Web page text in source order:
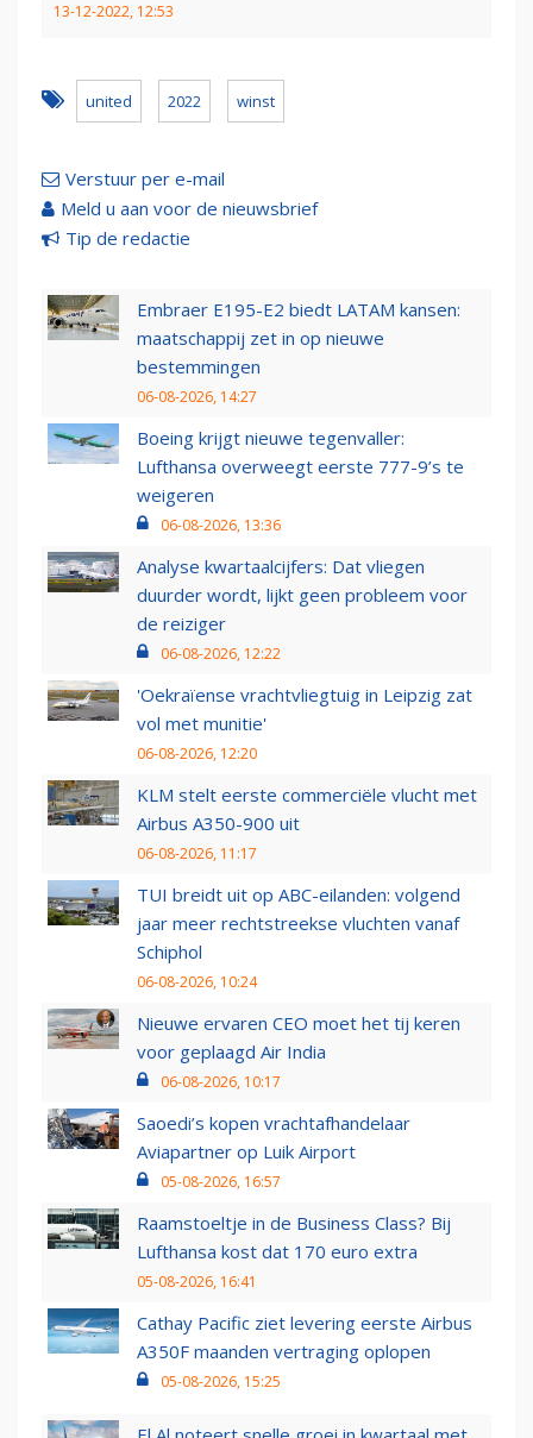
13-12-2022, 12:53
united 2022 winst
Verstuur per e-mail
Meld u aan voor de nieuwsbrief
Tip de redactie
Embraer E195-E2 biedt LATAM kansen:
maatschappij zet in op nieuwe
bestemmingen
06-08-2026, 14:27
Boeing krijgt nieuwe tegenvaller:
Lufthansa overweegt eerste 777-9’s te
weigeren
06-08-2026, 13:36
Analyse kwartaalcijfers: Dat vliegen
duurder wordt, lijkt geen probleem voor
de reiziger
06-08-2026, 12:22
'Oekraïense vrachtvliegtuig in Leipzig zat
vol met munitie'
06-08-2026, 12:20
KLM stelt eerste commerciële vlucht met
Airbus A350-900 uit
06-08-2026, 11:17
TUI breidt uit op ABC-eilanden: volgend
jaar meer rechtstreekse vluchten vanaf
Schiphol
06-08-2026, 10:24
Nieuwe ervaren CEO moet het tij keren
voor geplaagd Air India
06-08-2026, 10:17
Saoedi’s kopen vrachtafhandelaar
Aviapartner op Luik Airport
05-08-2026, 16:57
Raamstoeltje in de Business Class? Bij
Lufthansa kost dat 170 euro extra
05-08-2026, 16:41
Cathay Pacific ziet levering eerste Airbus
A350F maanden vertraging oplopen
05-08-2026, 15:25